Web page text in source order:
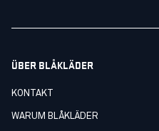
ÜBER BLÅKLÄDER
KONTAKT
WARUM BLÅKLÄDER